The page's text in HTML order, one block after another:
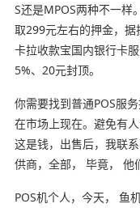
S还是MPOS两种不一样
取299元左右的押金，
卡拉收款宝国内银行卡
5%、20元封顶。
你需要找到普通POS服
在市场上现在。避免有
这是钱，出售后，我联
供商，全部， 毕竟， 他
POS机个人，今天， 鱼